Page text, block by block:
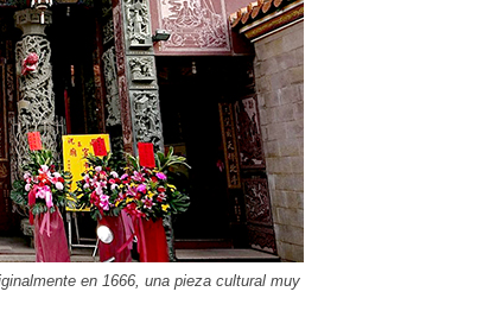
en 1666, una pieza cultural muy